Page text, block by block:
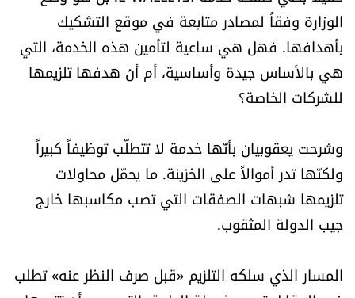
الوزارة وفقاً لمصادر متابعة في موقع التشكيك
بأهدافها. فهل هي ساعية لتأمين هذه الخدمة، التي
هي بالأساس جيدة وأساسية، أم أنّ هدفها تلزيمها
للشركات الخاصة؟
وشرحت يعقوبيان بأنّها خدمة لا تتطلّب توظيفاً كبيراً
ولكنّها تدر أموالاً على الخزينة. ما يحمّل محاولات
تلزيمها شبهات الصفقات التي تصب مكاسبها خارج
جيب الدولة المثقوب.
المسار الذي سلكه التلزيم «قبل صرف النظر عنه» تطلب